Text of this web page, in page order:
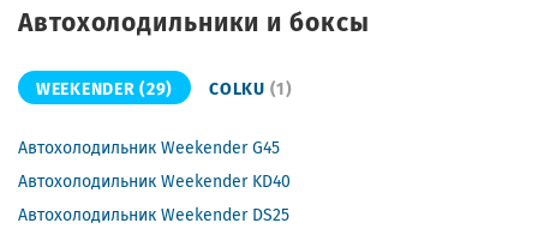
Автохолодильники и боксы
WEEKENDER(29) COLKU (1)
Автохолодильник Weekender G45
Автохолодильник Weekender KD40
Автохолодильник Weekender DS25